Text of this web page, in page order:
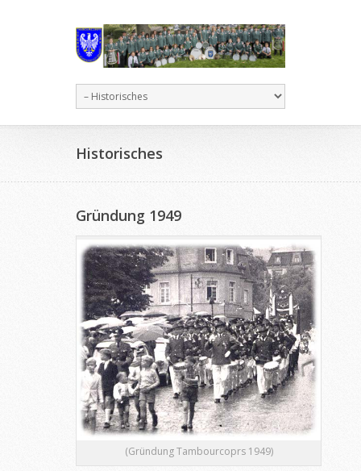
Historisches
Gründung 1949
(Gründung Tambourcoprs 1949)